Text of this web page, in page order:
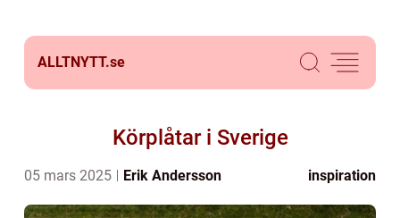
ALLTNYTT.se
Körplåtar i Sverige
05 mars 2025 Erik Andersson inspiration